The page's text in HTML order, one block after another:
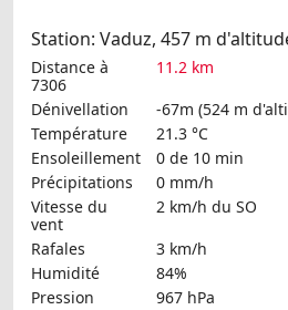
Station: Vaduz, 457 m
Distance à
7306
11.2 km
Dénivellation
-67m (524 m
Température
21.3 °C
Ensoleillement
0 de 10 min
Précipitations
0 mm/h
Vitesse du
vent
2 km/h du SO
Rafales
3 km/h
Humidité
84%
Pression
967 hPa